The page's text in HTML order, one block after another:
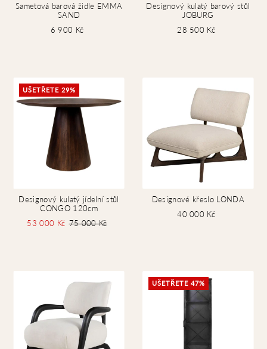
Sametová barová židle EMMA
SAND
6 900 Kč
Designový kulatý barový stůl
JOBURG
28 500 Kč
UŠETŘETE 29%
Designový kulatý jídelní stůl
CONGO 120cm
53 000 Kč 75 000 Kč
Designové křeslo LONDA
40 000 Kč
UŠETŘETE 47%